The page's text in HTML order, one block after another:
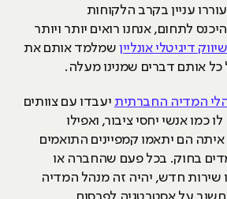
עניין בקרב הלקוחות
לתחום, אנחנו רואים יותר ויותר
דיגיטלי אונלייןשמלמד אותם את
כל אותם דברים שמנינו מעלה.
המדיה החברתית יעבדו עם צוותים
כמו אנשי יחסי ציבור, ואפילו
הם יתאמו קמפיינים התואמים
בחוק. בכל פעם שהחברה או
שירות חדש, יהיה זה מנהל המדיה